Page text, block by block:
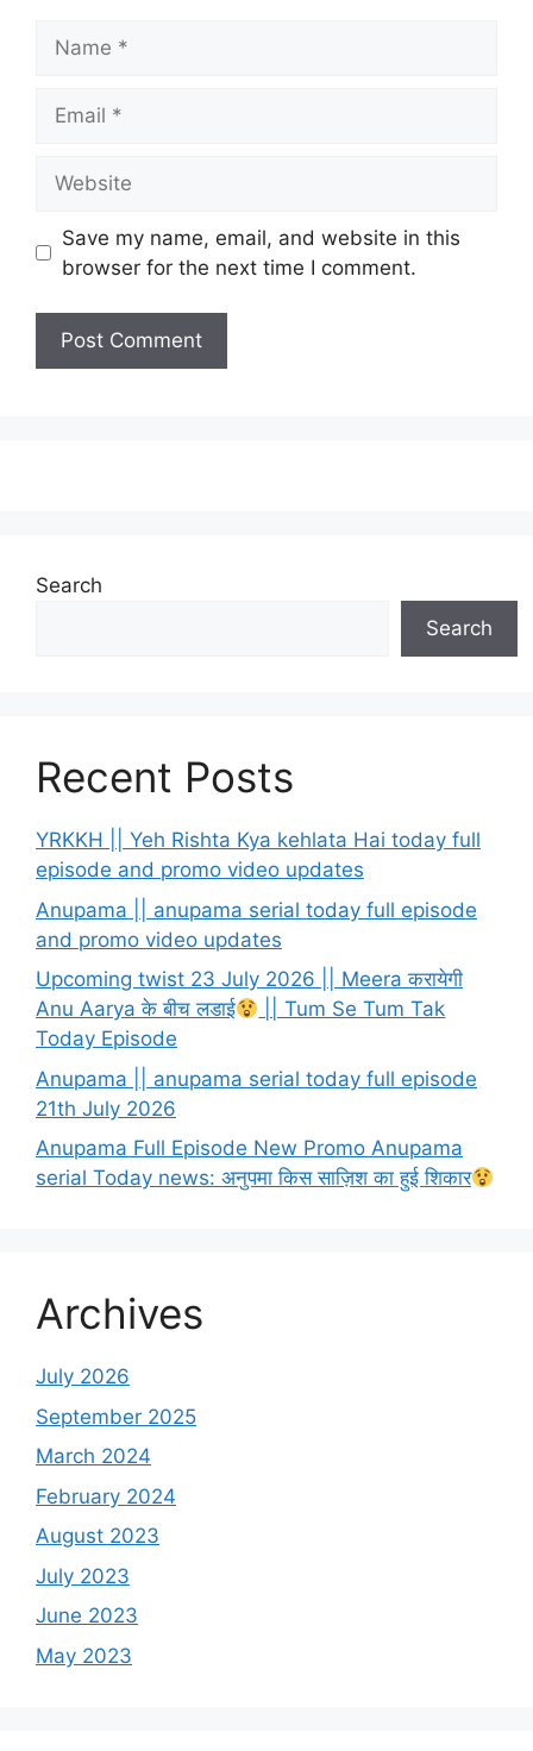
Save my name, email, and website in this
browser for the next time I comment.
Search
Search
Recent Posts
YRKKH || Yeh Rishta Kya kehlata Hai today full
episode and promo video updates
Anupama || anupama serial today full episode
and promo video updates
Upcoming twist 23 July 2026 || Meera करायेगी
Anu Aarya के बीच लडाई
|| Tum Se Tum Tak
Today Episode
Anupama || anupama serial today full episode
21th July 2026
Anupama Full Episode New Promo Anupama
serial Today news: अनुपमा किस साज़िश का हुई शिकार
Archives
July 2026
September 2025
March 2024
February 2024
August 2023
July 2023
June 2023
May 2023